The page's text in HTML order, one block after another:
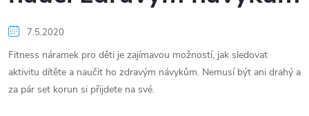
7.5.2020
Fitness náramek pro děti je zajímavou možností, jak sledovat
aktivitu dítěte a naučit ho zdravým návykům. Nemusí být ani drahý a
za pár set korun si přijdete na své.